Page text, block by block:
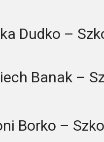
Dudko –
Banak –
Borko –